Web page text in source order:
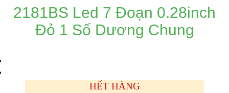
2181BS Led 7 Đoạn 0.28inch
Đỏ 1 Số Dương Chung
HẾT HÀNG